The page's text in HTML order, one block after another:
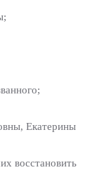
Екатерины
восстановить